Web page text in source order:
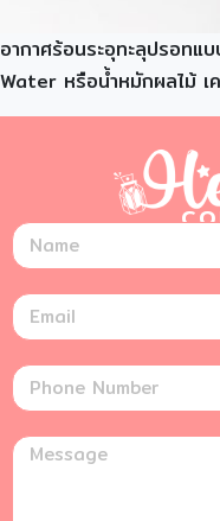
อากาศร้อนระอุทะลุปรอท
Water หรือน้ำหมักผลไม้ เ